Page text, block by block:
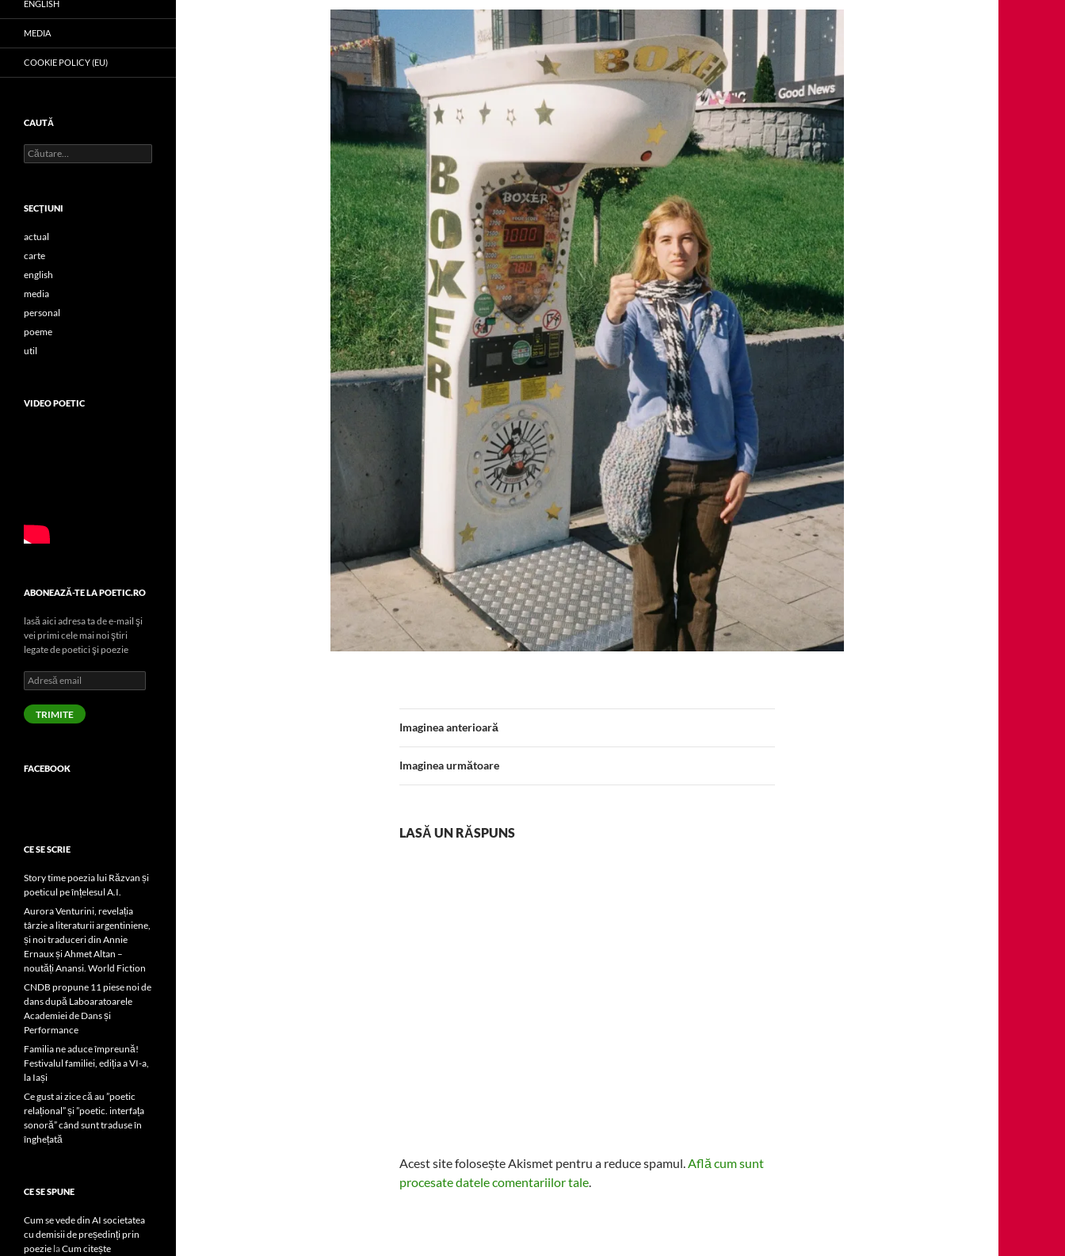
Imaginea anterioară
Imaginea următoare
LASĂ UN RĂSPUNS
Acest site folosește Akismet pentru a reduce spamul.Află cum sunt
procesate datele comentariilor tale.
ENGLISH
MEDIA
COOKIE POLICY (EU)
CAUTĂ
Caută
după:
SECŢIUNI
actual
carte
english
media
personal
poeme
util
VIDEO POETIC
ABONEAZĂ-TE LA POETIC.RO
lasă aici adresa ta de e-mail şi
vei primi cele mai noi ştiri
legate de poetici şi poezie
Adresă
email
TRIMITE
FACEBOOK
CE SE SCRIE
Story time poezia lui Răzvan și
poeticul pe înțelesul A.I.
Aurora Venturini, revelația
târzie a literaturii argentiniene,
și noi traduceri din Annie
Ernaux și Ahmet Altan –
noutăți Anansi. World Fiction
CNDB propune 11 piese noi de
dans după Laboaratoarele
Academiei de Dans și
Performance
Familia ne aduce împreună!
Festivalul familiei, ediția a VI-a,
la Iași
Ce gust ai zice că au ”poetic
relațional” și ”poetic. interfața
sonoră” când sunt traduse în
înghețată
CE SE SPUNE
Cum se vede din AI societatea
cu demisii de președinți prin
poezie laCum citește